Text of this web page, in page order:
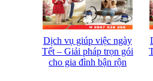
Dịch vụ giúp việc ngày
Tết – Giải pháp trọn gói
cho gia đình bận rộn